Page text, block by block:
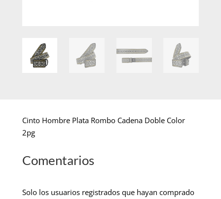
Cinto Hombre Plata Rombo Cadena Doble Color
2pg
Comentarios
Solo los usuarios registrados que hayan comprado